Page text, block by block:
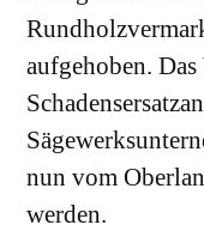
aufgehoben.
nun vom
werden.